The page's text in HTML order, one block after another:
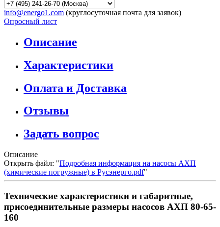
info@energo1.com (круглосуточная почта для заявок)
Опросный лист
Описание
Характеристики
Оплата и Доставка
Отзывы
Задать вопрос
Описание
Открыть файл: "Подробная информация на насосы АХП
(химические погружные) в Русэнерго.pdf"
Технические характеристики и габаритные,
присоединительные размеры насосов АХП 80-65-
160